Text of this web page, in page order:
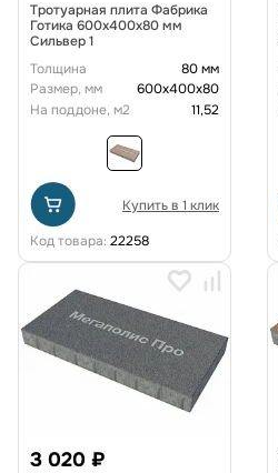
Тротуарная плита Фабрика
Готика 600х400х80 мм
Сильвер 1
Толщина
80 мм
Размер, мм
600х400х80
На поддоне, м2
11,52
Купить в 1 клик
Код товара: 22258
3 020 ₽